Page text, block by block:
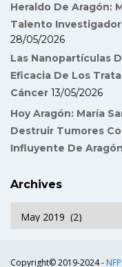
Heraldo De Aragón:
Talento
28/05/2026
Las Nanopartículas
Eficacia De Los
Cáncer 13/05/2026
Hoy Aragón: María
Destruir Tumores
Influyente De
Archives
Copyright© 2019-2024 -